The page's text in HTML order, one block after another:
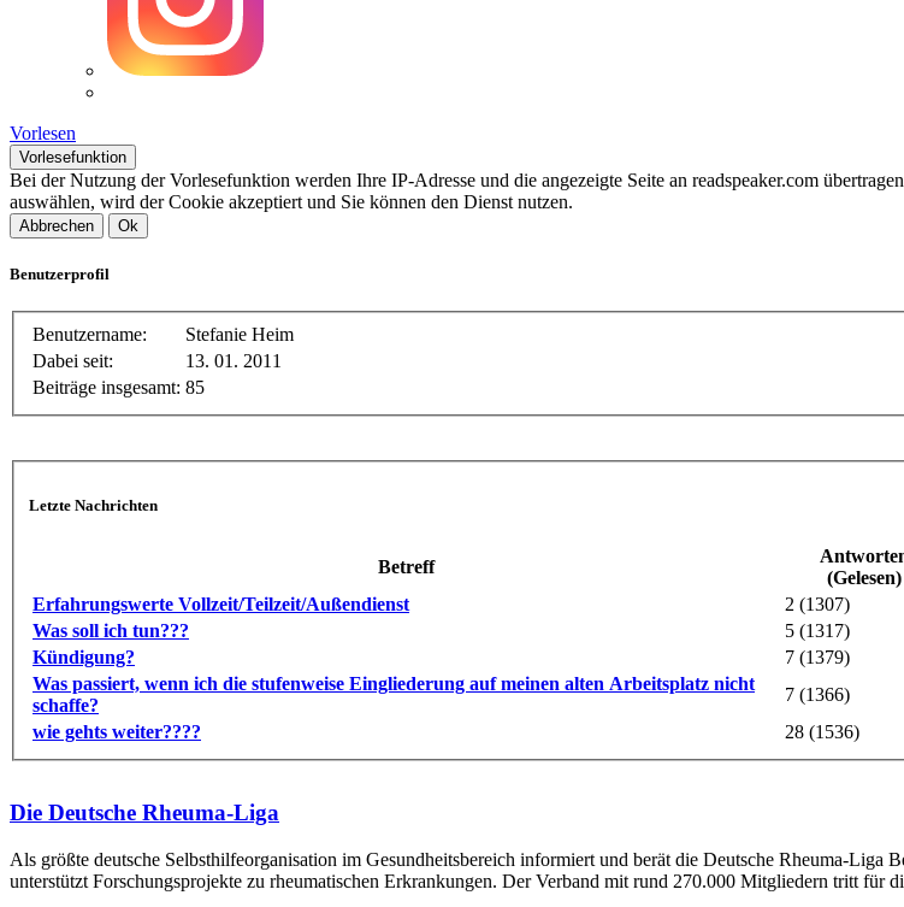
Vorlesen
Vorlesefunktion
Bei der Nutzung der Vorlesefunktion werden Ihre IP-Adresse und die angezeigte Seite an readspeaker.com
auswählen, wird der Cookie akzeptiert und Sie können den Dienst nutzen.
Abbrechen Ok
Benutzerprofil
Benutzername:
Stefanie Heim
Dabei seit:
13. 01. 2011
Beiträge insgesamt: 85
Letzte Nachrichten
Betreff
(Gelesen)
Erfahrungswerte Vollzeit/Teilzeit/Außendienst
2 (1307)
Was soll ich tun???
5 (1317)
Kündigung?
7 (1379)
Was passiert, wenn ich die stufenweise Eingliederung auf meinen alten Arbeitsplatz nicht
schaffe?
7 (1366)
wie gehts weiter????
28 (1536)
Die Deutsche Rheuma-Liga
Als größte deutsche Selbsthilfe­organisation im Gesundheitsbereich informiert und berät die Deutsche Rheuma-
unterstützt Forschungsprojekte zu rheumatischen Erkrankungen. Der Verband mit rund 270.000 Mitgliedern tritt für